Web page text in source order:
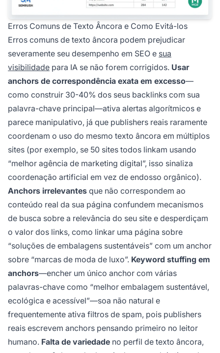
Erros Comuns de Texto Âncora e Como Evitá-los
Erros comuns de texto âncora podem prejudicar
severamente seu desempenho em SEO e sua
visibilidade para IA se não forem corrigidos. Usar
anchors de correspondência exata em excesso—
como construir 30-40% dos seus backlinks com sua
palavra-chave principal—ativa alertas algorítmicos e
parece manipulativo, já que publishers reais raramente
coordenam o uso do mesmo texto âncora em múltiplos
sites (por exemplo, se 50 sites todos linkam usando
“melhor agência de marketing digital”, isso sinaliza
coordenação artificial em vez de endosso orgânico).
Anchors irrelevantes que não correspondem ao
conteúdo real da sua página confundem mecanismos
de busca sobre a relevância do seu site e desperdiçam
o valor dos links, como linkar uma página sobre
“soluções de embalagens sustentáveis” com um anchor
sobre “marcas de moda de luxo”. Keyword stuffing em
anchors—encher um único anchor com várias
palavras-chave como “melhor embalagem sustentável,
ecológica e acessível”—soa não natural e
frequentemente ativa filtros de spam, pois publishers
reais escrevem anchors pensando primeiro no leitor
humano. Falta de variedade no perfil de texto âncora,